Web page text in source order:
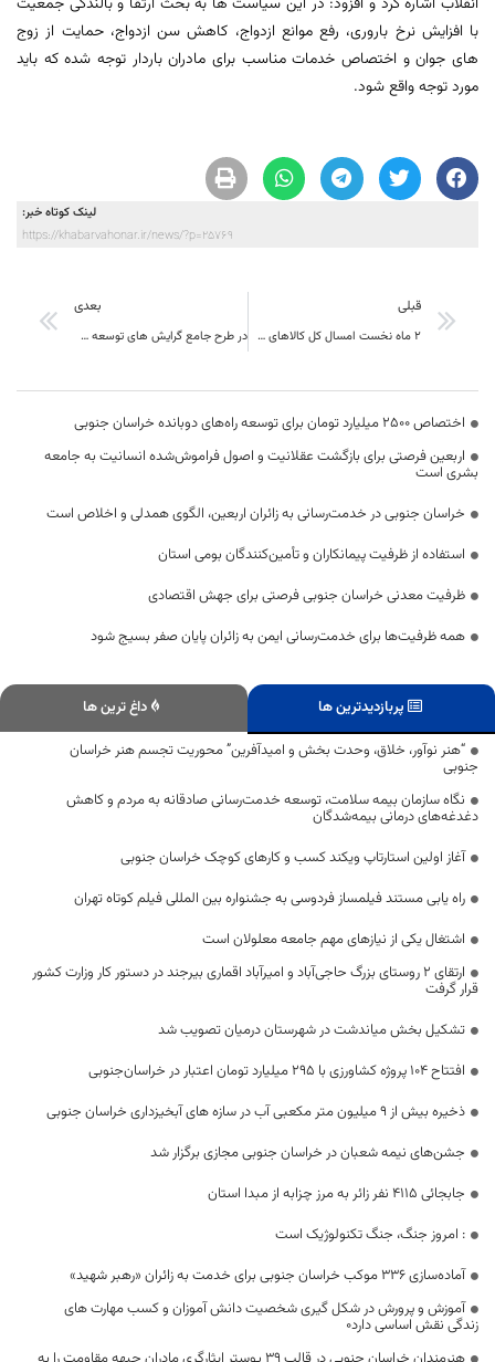
با افزایش نرخ باروری، رفع موانع ازدواج، کاهش سن ازدواج، حمایت از زوج
های جوان و اختصاص خدمات مناسب برای مادران باردار توجه شده که باید
مورد توجه واقع شود.
لینک کوتاه خبر:
https://khabarvahonar.ir/news/?p=25769
قبلی
۲ ماه نخست امسال کل کالاهای صادرات خروجی ۴۲ میلیون و ۵۰۰ هزار دلار از گمرگات استان بوده است
بعدی
در طرح جامع گرایش های توسعه شهری تبیین و اهداف کلی رشد و ارتقاء جامعه در ابعاد مختلف دیده شود
اختصاص 2500 میلیارد تومان برای توسعه راه‌های دوبانده خراسان جنوبی
اربعین فرصتی برای بازگشت عقلانیت و اصول فراموش‌شده انسانیت به جامعه
بشری است
خراسان جنوبی در خدمت‌رسانی به زائران اربعین، الگوی همدلی و اخلاص است
استفاده از ظرفیت پیمانکاران و تأمین‌کنندگان بومی استان
ظرفیت معدنی خراسان جنوبی فرصتی برای جهش اقتصادی
همه ظرفیت‌ها برای خدمت‌رسانی ایمن به زائران پایان صفر بسیج شود
پربازدیدترین ها
داغ ترین ها
“هنر نوآور، خلاق، وحدت بخش و امیدآفرین” محوریت تجسم هنر خراسان
جنوبی
نگاه سازمان بیمه سلامت، توسعه خدمت‌رسانی صادقانه به مردم و کاهش
دغدغه‌های درمانی بیمه‌شدگان
آغاز اولین استارتاپ ویکند کسب و کار‌های کوچک خراسان جنوبی
راه یابی مستند فیلمساز فردوسی به جشنواره بین المللی فیلم کوتاه تهران
اشتغال یکی از نیازهای مهم جامعه معلولان است
ارتقای ۲ روستای بزرگ حاجی‌آباد و امیرآباد اقماری بیرجند در دستور کار وزارت کشور
قرار گرفت
تشکیل بخش میاندشت در شهرستان درمیان تصویب شد
افتتاح ۱۰۴ پروژه کشاورزی با ۲۹۵ میلیارد تومان اعتبار در خراسان‌جنوبی
ذخیره بیش از 9 میلیون متر مکعبی آب در سازه های آبخیزداری خراسان جنوبی
جشن‌های نیمه شعبان در خراسان جنوبی مجازی برگزار شد
جابجائی 4115 نفر زائر به مرز چزابه از مبدا استان
: امروز جنگ، جنگ تکنولوژیک است
آماده‌سازی ۳۳۶ موکب خراسان جنوبی برای خدمت به زائران «رهبر شهید»
آموزش و پرورش در شکل گیری شخصیت دانش آموزان و کسب مهارت های
زندگی نقش اساسی دارد۰